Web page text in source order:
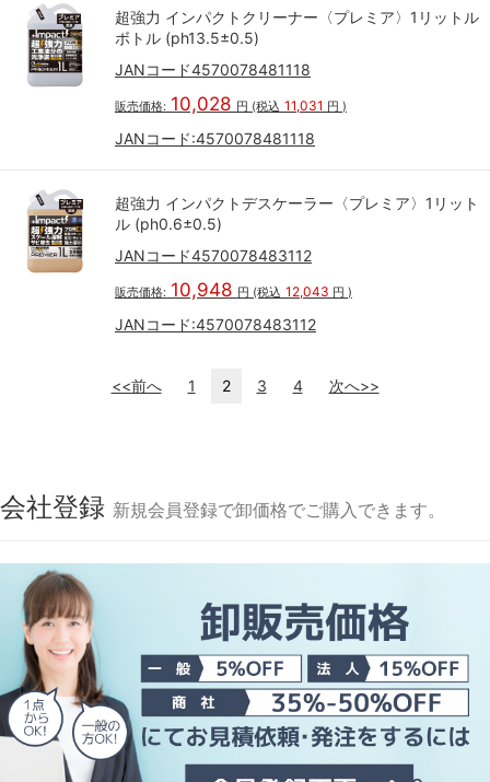
超強力 インパクトクリーナー〈プレミア〉1リットル
ボトル (ph13.5±0.5)
JANコード4570078481118
販売価格: 10,028 円 (税込 11,031 円 )
JANコード:4570078481118
超強力 インパクトデスケーラー〈プレミア〉1リット
ル (ph0.6±0.5)
JANコード4570078483112
販売価格: 10,948 円 (税込 12,043 円 )
JANコード:4570078483112
<<前へ 1 2 3 4 次へ>>